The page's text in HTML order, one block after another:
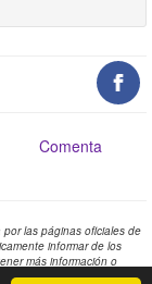
Comenta
las páginas oficiales de
informar de los
más información o
de las distintas quinielas